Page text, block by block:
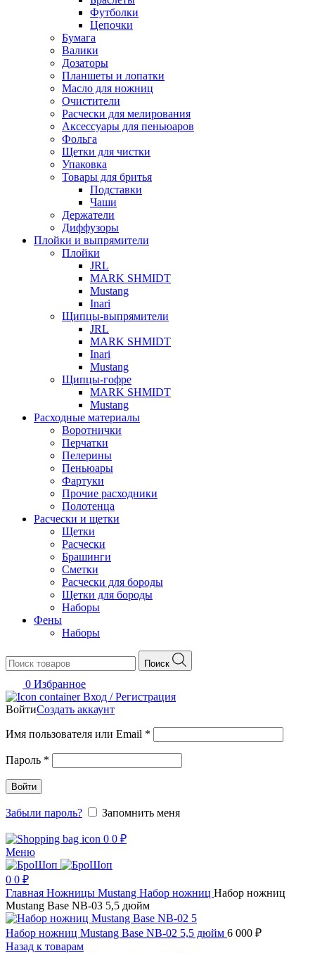
Футболки
Цепочки
Бумага
Валики
Дозаторы
Планшеты и лопатки
Масло для ножниц
Очистители
Расчески для мелирования
Аксессуары для пеньюаров
Фольга
Щетки для чистки
Упаковка
Товары для бритья
Подставки
Чаши
Держатели
Диффузоры
Плойки и выпрямители
Плойки
JRL
MARK SHMIDT
Mustang
Inari
Щипцы-выпрямители
JRL
MARK SHMIDT
Inari
Mustang
Щипцы-гофре
MARK SHMIDT
Mustang
Расходные материалы
Воротнички
Перчатки
Пелерины
Пеньюары
Фартуки
Прочие расходники
Полотенца
Расчески и щетки
Щетки
Расчески
Брашинги
Сметки
Расчески для бороды
Щетки для бороды
Наборы
Фены
Наборы
Поиск
0 Избранное
Вход / Регистрация
ВойтиСоздать аккаунт
Имя пользователя или Email *
Пароль *
Войти
Забыли пароль? Запомнить меня
0 0 ₽
Меню
0 0 ₽
Главная Ножницы Mustang Набор ножниц Набор ножниц
Mustang Base NB-03 5,5 дюйм
Набор ножниц Mustang Base NB-02 5,5 дюйм 6 000 ₽
Назад к товарам